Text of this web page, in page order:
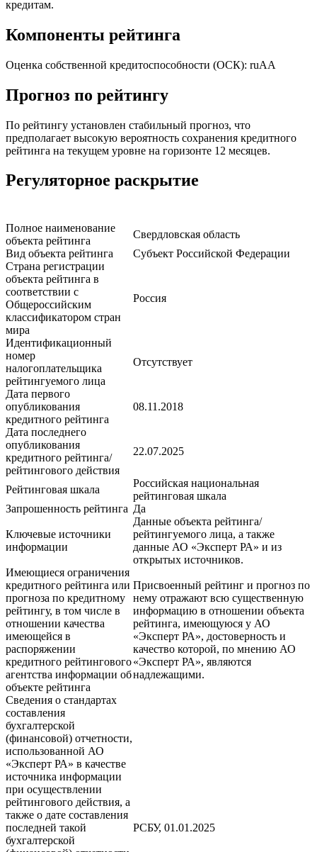
кредитам.
Компоненты рейтинга
Оценка собственной кредитоспособности (ОСК): ruАА
Прогноз по рейтингу
По рейтингу установлен стабильный прогноз, что
предполагает высокую вероятность сохранения кредитного
рейтинга на текущем уровне на горизонте 12 месяцев.
Регуляторное раскрытие
Полное наименование
объекта рейтинга
Свердловская область
Вид объекта рейтинга
Субъект Российской Федерации
Страна регистрации
объекта рейтинга в
соответствии с
Общероссийским
классификатором стран
мира
Россия
Идентификационный
номер
налогоплательщика
рейтингуемого лица
Отсутствует
Дата первого
опубликования
кредитного рейтинга
08.11.2018
Дата последнего
опубликования
кредитного рейтинга/
рейтингового действия
22.07.2025
Рейтинговая шкала
Российская национальная
рейтинговая шкала
Запрошенность рейтинга Да
Ключевые источники
информации
Данные объекта рейтинга/
рейтингуемого лица, а также
данные АО «Эксперт РА» и из
открытых источников.
Имеющиеся ограничения
кредитного рейтинга или
прогноза по кредитному
рейтингу, в том числе в
отношении качества
имеющейся в
распоряжении
кредитного рейтингового
агентства информации об
объекте рейтинга
Присвоенный рейтинг и прогноз по
нему отражают всю существенную
информацию в отношении объекта
рейтинга, имеющуюся у АО
«Эксперт РА», достоверность и
качество которой, по мнению АО
«Эксперт РА», являются
надлежащими.
Сведения о стандартах
составления
бухгалтерской
(финансовой) отчетности,
использованной АО
«Эксперт РА» в качестве
источника информации
при осуществлении
рейтингового действия, а
также о дате составления
последней такой
бухгалтерской
РСБУ, 01.01.2025